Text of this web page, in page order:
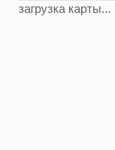
загрузка карты...